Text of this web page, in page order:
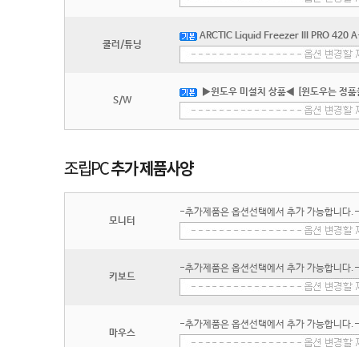
쿨러/튜닝
ARCTIC Liquid Freezer III PRO 420
S/W
▶윈도우 미설치 상품◀ [윈도우는 정
모니터
-추가제품은 옵션선택에서 추가 가능합니다.-
키보드
-추가제품은 옵션선택에서 추가 가능합니다.-
마우스
-추가제품은 옵션선택에서 추가 가능합니다.-